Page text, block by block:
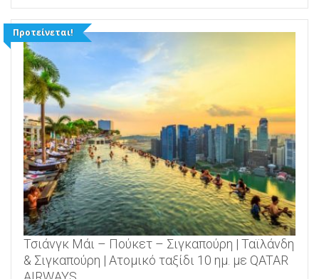
Προτείνεται!
Τσιάνγκ Μάι – Πούκετ – Σιγκαπούρη | Ταϊλάνδη
& Σιγκαπούρη | Ατομικό ταξίδι 10 ημ. με QATAR